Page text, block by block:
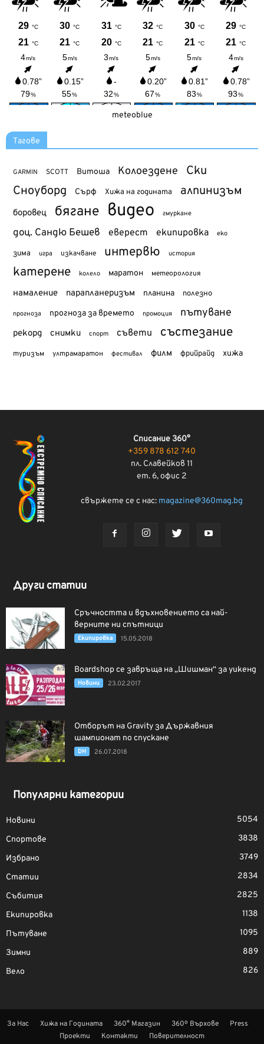
meteoblue
Тагове
GARMIN SCOTT Витоша Колоездене Ски
Сноуборд Сърф Хижа на годината алпинизъм
боровец бягане видео гмуркане
доц. Сандю Бешев еверест екипировка еко
зима игра изкачване интервю история
катерене колело маратон метеорология
намаление парапланеризъм планина полезно
прогноза прогноза за времето промоция пътуване
рекорд снимки спорт съвети състезание
туризъм ултрамаратон фестивал филм фрийрайд хижа
Списание 360°
+359 878 612 740
пл. Славейков 11
ет. 6, офис 2
свържете се с нас: magazine@360mag.bg
Други статии
Сръчността и вдъхновението са най-
верните ни спътници
Екипировка 15.05.2018
Boardshop се завръща на „Шишман“ за уикенд
Новини 23.02.2017
Отборът на Gravity за Държавния
шампионат по спускане
DH 26.07.2018
Популярни категории
Новини
5054
Спортове
3838
Избрано
3749
Статии
2834
Събития
2825
Екипировка
1138
Пътуване
1095
Зимни
889
Вело
826
За Нас Хижа на Годината 360° Магазин 360º Върхове
Press
Проекти
Контакти Поверителност